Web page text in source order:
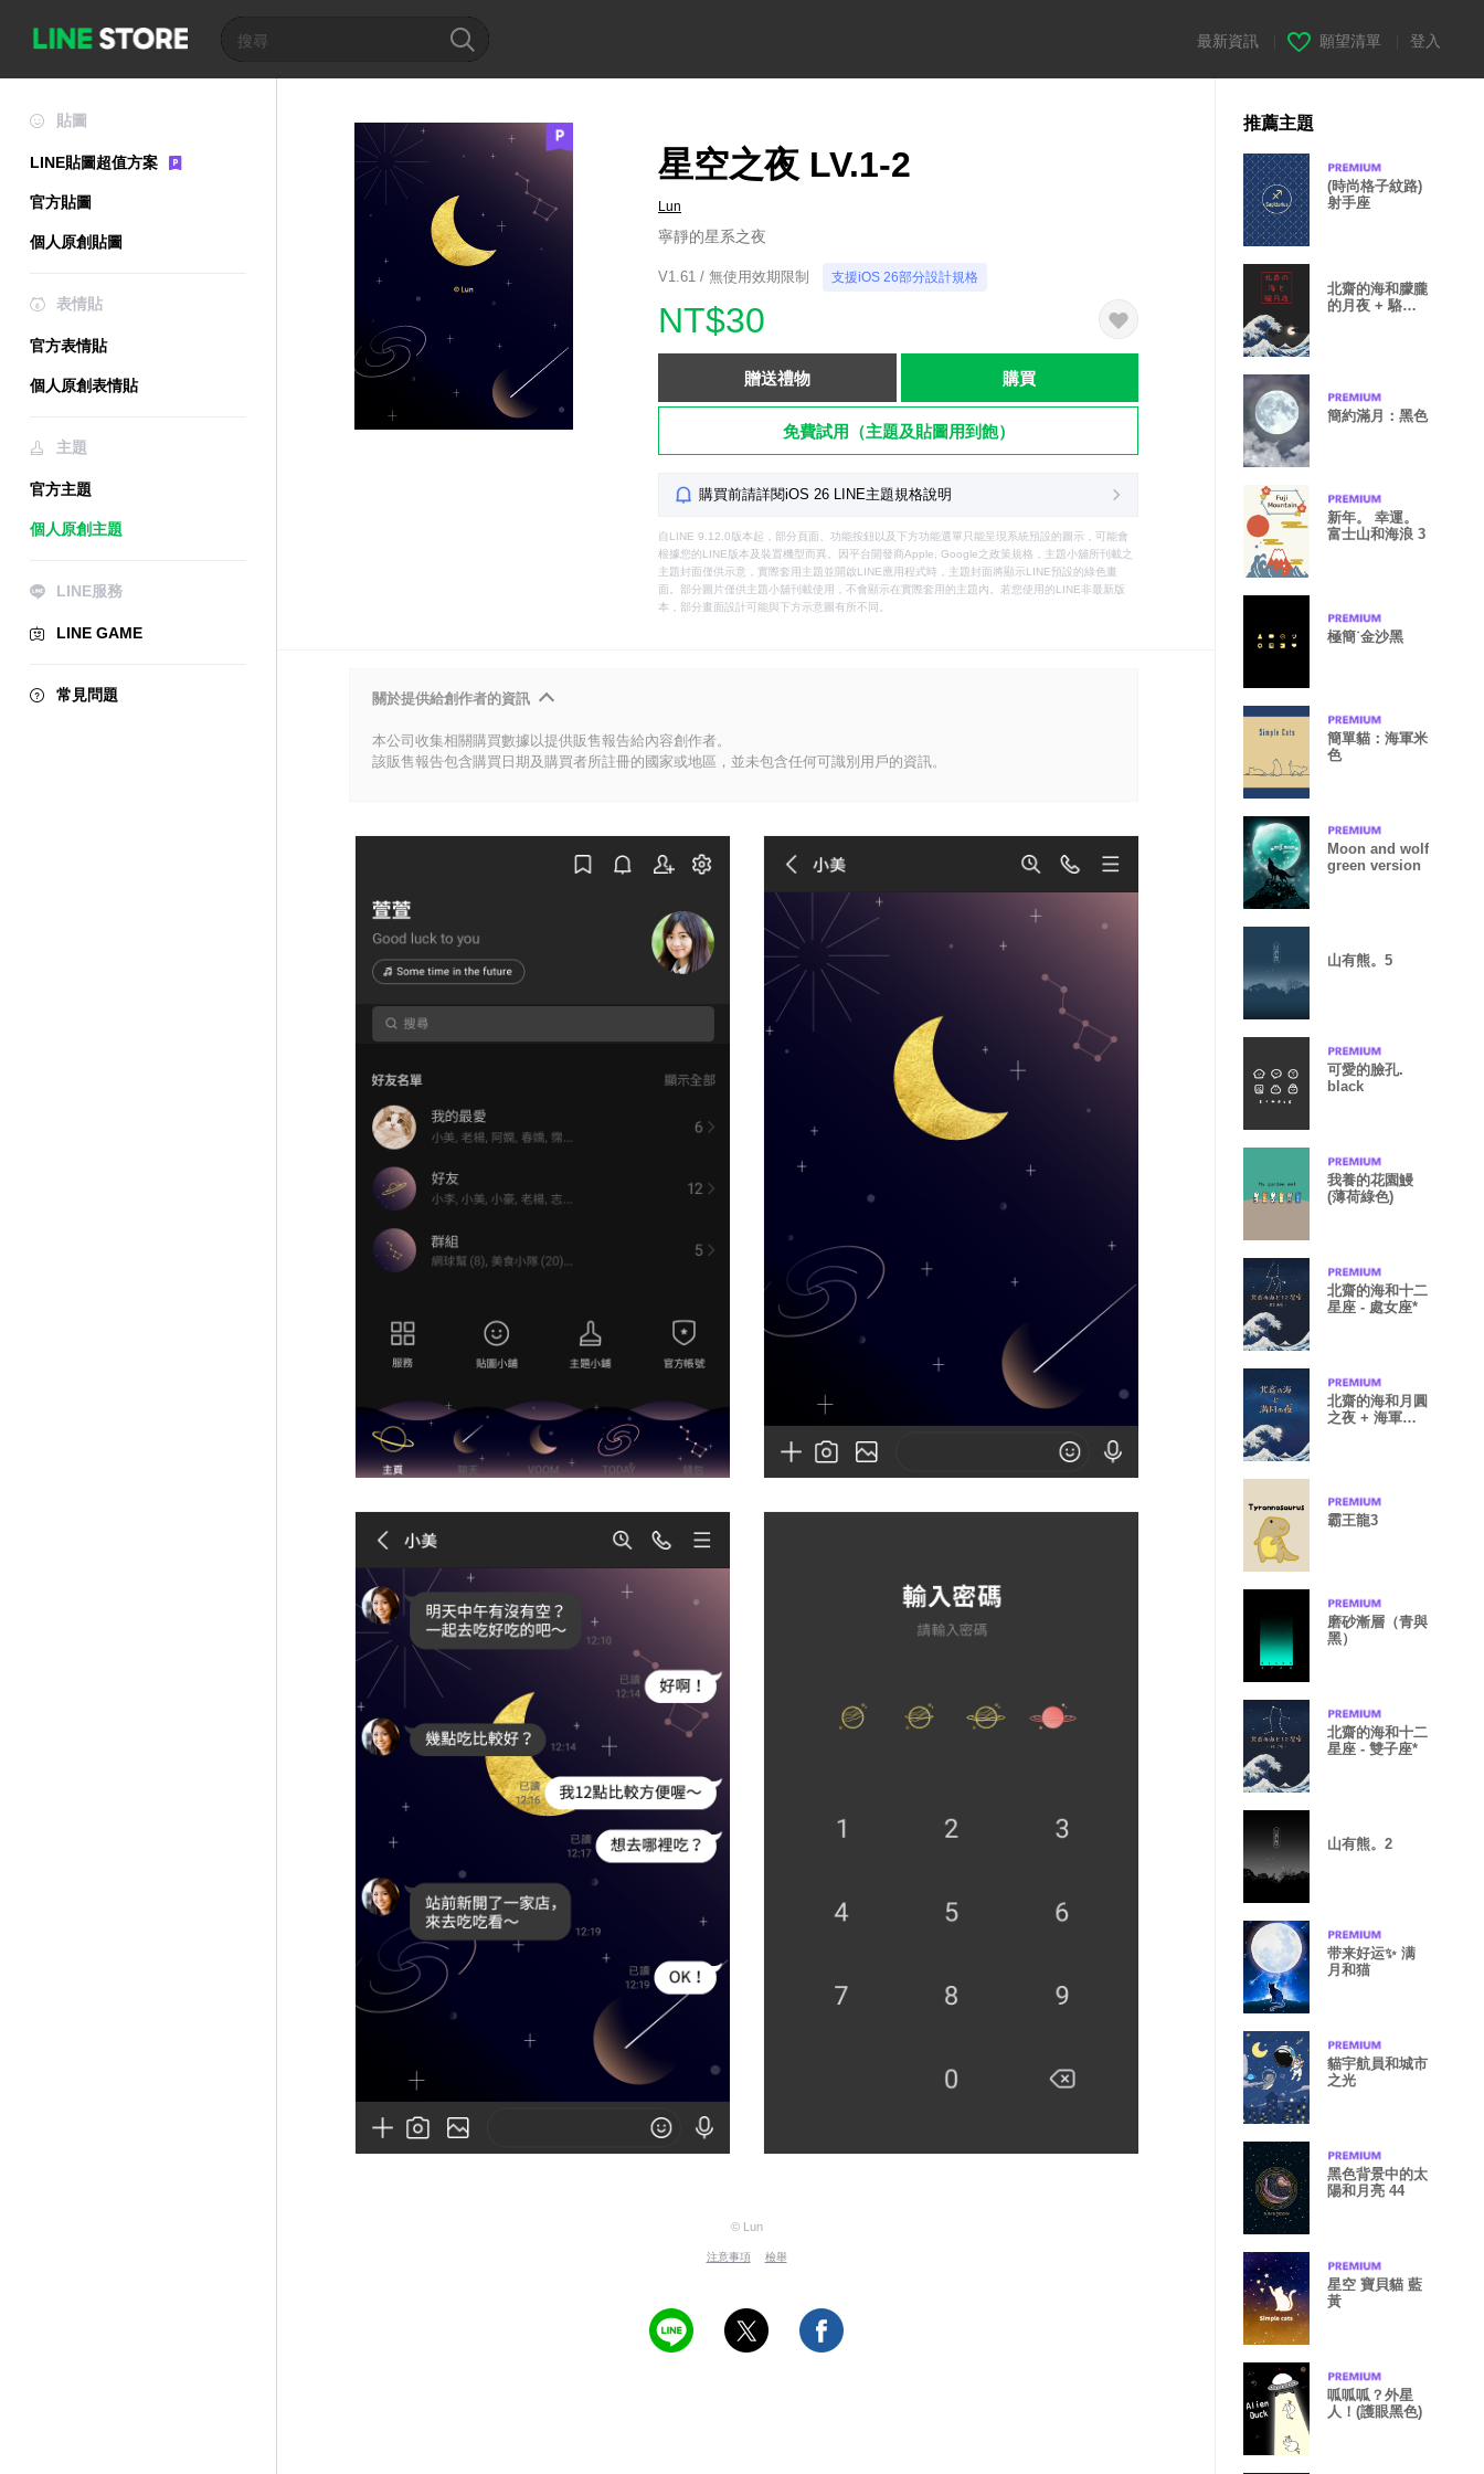
最新資訊 願望清單 登入
貼圖
LINE貼圖超值方案
官方貼圖
個人原創貼圖
表情貼
官方表情貼
個人原創表情貼
主題
官方主題
個人原創主題
LINE服務
LINE GAME
常見問題
星空之夜 LV.1-2
Lun
寧靜的星系之夜
V1.61 / 無使用效期限制 支援iOS 26部分設計規格
NT$30
贈送禮物 購買
免費試用（主題及貼圖用到飽）
購買前請詳閱iOS 26 LINE主題規格說明
自LINE 9.12.0版本起，部分頁面、功能按鈕以及下方功能選單只能呈現系統預設的圖示，可能會
根據您的LINE版本及裝置機型而異。因平台開發商Apple, Google之政策規格，主題小舖所刊載之
主題封面僅供示意，實際套用主題並開啟LINE應用程式時，主題封面將顯示LINE預設的綠色畫
面。部分圖片僅供主題小舖刊載使用，不會顯示在實際套用的主題內。若您使用的LINE非最新版
本，部分畫面設計可能與下方示意圖有所不同。
關於提供給創作者的資訊
本公司收集相關購買數據以提供販售報告給內容創作者。
該販售報告包含購買日期及購買者所註冊的國家或地區，並未包含任何可識別用戶的資訊。
© Lun
注意事項 檢舉
推薦主題
(時尚格子紋路)
射手座
北齋的海和朦朧
的月夜 + 駱駝
簡約滿月：黑色
新年。 幸運。
富士山和海浪 3
極簡˙金沙黑
簡單貓：海軍米
色
Moon and wolf
green version
山有熊。5
可愛的臉孔.
black
我養的花園鰻
(薄荷綠色)
北齋的海和十二
星座 - 處女座*
北齋的海和月圓
之夜 + 海軍藍
霸王龍3
磨砂漸層（青與
黑）
北齋的海和十二
星座 - 雙子座*
山有熊。2
带来好运✨ 满
月和猫
貓宇航員和城市
之光
黑色背景中的太
陽和月亮 44
星空 寶貝貓 藍
黃
呱呱呱？外星
人！(護眼黑色)